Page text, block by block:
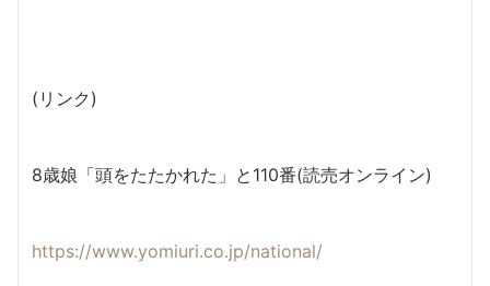
(リンク)
8歳娘「頭をたたかれた」と110番(読売オンライン)
https://www.yomiuri.co.jp/national/